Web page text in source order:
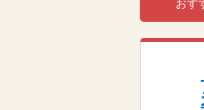
おす